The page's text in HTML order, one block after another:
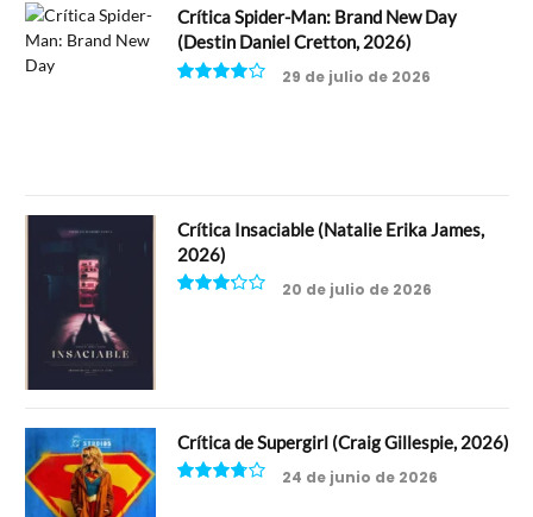
Crítica Spider-Man: Brand New Day
(Destin Daniel Cretton, 2026)
29 de julio de 2026
Crítica Insaciable (Natalie Erika James,
2026)
20 de julio de 2026
Crítica de Supergirl (Craig Gillespie, 2026)
24 de junio de 2026